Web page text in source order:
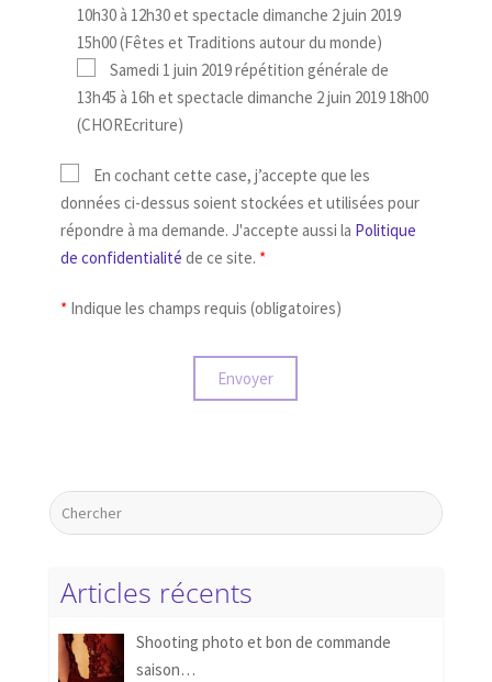
10h30 à 12h30 et spectacle dimanche 2 juin 2019
15h00 (Fêtes et Traditions autour du monde)
Samedi 1 juin 2019 répétition générale de
13h45 à 16h et spectacle dimanche 2 juin 2019 18h00
(CHOREcriture)
En cochant cette case, j’accepte que les
données ci-dessus soient stockées et utilisées pour
répondre à ma demande. J'accepte aussi la Politique
de confidentialité de ce site. *
* Indique les champs requis (obligatoires)
Articles récents
Shooting photo et bon de commande
saison…